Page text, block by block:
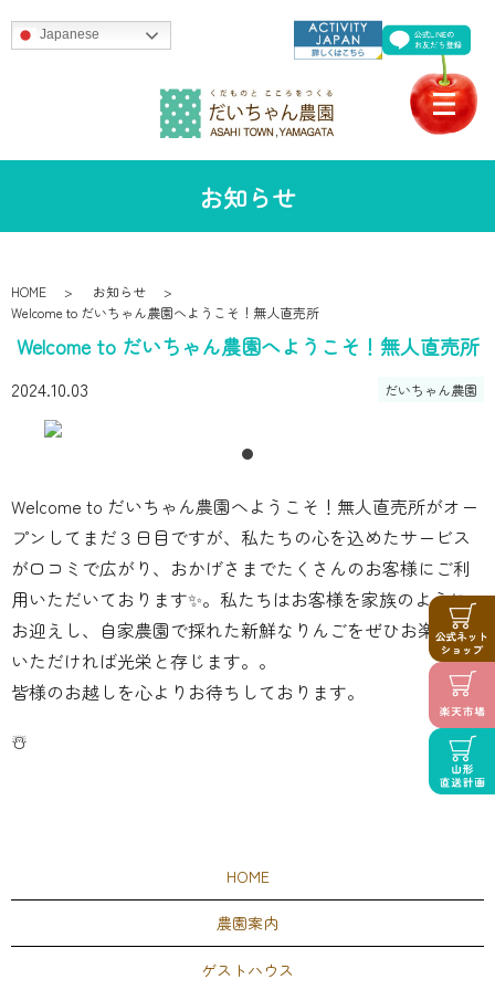
Japanese
お知らせ
HOME
お知らせ
Welcome to だいちゃん農園へようこそ！無人直売所
Welcome to だいちゃん農園へようこそ！無人直売所
2024.10.03 だいちゃん農園
Welcome to だいちゃん農園へようこそ！無人直売所がオー
プンしてまだ３日目ですが、私たちの心を込めたサービス
が口コミで広がり、おかげさまでたくさんのお客様にご利
用いただいております✨。私たちはお客様を家族のように
お迎えし、自家農園で採れた新鮮なりんごをぜひお楽しみ
いただければ光栄と存じます。。
皆様のお越しを心よりお待ちしております。
☃️
HOME
農園案内
ゲストハウス